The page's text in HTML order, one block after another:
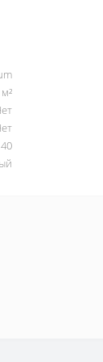
40